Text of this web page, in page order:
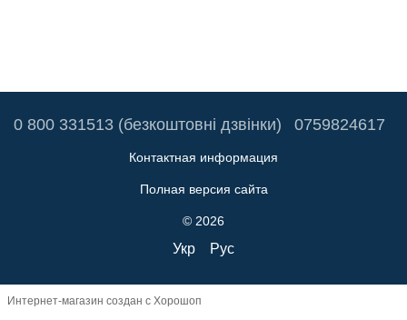
0 800 331513 (безкоштовні дзвінки) 0759824617
Контактная информация
Полная версия сайта
© 2026
Укр Рус
Интернет-магазин создан с Хорошоп